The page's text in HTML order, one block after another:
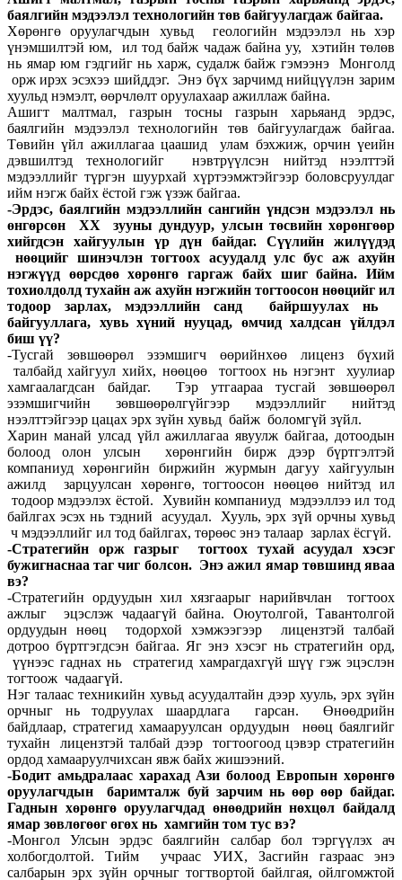
баялгийн мэдээлэл технологийн төв байгуулагдаж байгаа.
Хөрөнгө оруулагчдын хувьд геологийн мэдээлэл нь хэр
үнэмшилтэй юм, ил тод байж чадаж байна уу, хэтийн төлөв
нь ямар юм гэдгийг нь харж, судалж байж гэмээнэ Монголд
орж ирэх эсэхээ шийддэг. Энэ бүх зарчимд нийцүүлэн зарим
хуульд нэмэлт, өөрчлөлт оруулахаар ажиллаж байна.
Ашигт малтмал, газрын тосны газрын харьяанд эрдэс,
баялгийн мэдээлэл технологийн төв байгуулагдаж байгаа.
Төвийн үйл ажиллагаа цаашид улам бэхжиж, орчин үеийн
дэвшилтэд технологийг нэвтрүүлсэн нийтэд нээлттэй
мэдээллийг түргэн шуурхай хүртээмжтэйгээр боловсруулдаг
ийм нэгж байх ёстой гэж үзэж байгаа.
-Эрдэс, баялгийн мэдээллийн сангийн үндсэн мэдээлэл нь
өнгөрсөн ХХ зууны дундуур, улсын төсвийн хөрөнгөөр
хийгдсэн хайгуулын үр дүн байдаг. Сүүлийн жилүүдэд
нөөцийг шинэчлэн тогтоох асуудалд улс бус аж ахуйн
нэгжүүд өөрсдөө хөрөнгө гаргаж байх шиг байна. Ийм
тохиолдолд тухайн аж ахуйн нэгжийн тогтоосон нөөцийг ил
тодоор зарлах, мэдээллийн санд байршуулах нь
байгууллага, хувь хүний нууцад, өмчид халдсан үйлдэл
биш үү?
-Тусгай зөвшөөрөл эзэмшигч өөрийнхөө лиценз бүхий
талбайд хайгуул хийх, нөөцөө тогтоох нь нэгэнт хуулиар
хамгаалагдсан байдаг. Тэр утгаараа тусгай зөвшөөрөл
эзэмшигчийн зөвшөөрөлгүйгээр мэдээллийг нийтэд
нээлттэйгээр цацах эрх зүйн хувьд байж боломгүй зүйл.
Харин манай улсад үйл ажиллагаа явуулж байгаа, дотоодын
болоод олон улсын хөрөнгийн бирж дээр бүртгэлтэй
компаниуд хөрөнгийн биржийн журмын дагуу хайгуулын
ажилд зарцуулсан хөрөнгө, тогтоосон нөөцөө нийтэд ил
тодоор мэдээлэх ёстой. Хувийн компаниуд мэдээллээ ил тод
байлгах эсэх нь тэдний асуудал. Хууль, эрх зүй орчны хувьд
ч мэдээллийг ил тод байлгах, төрөөс энэ талаар зарлах ёсгүй.
-Стратегийн орж газрыг тогтоох тухай асуудал хэсэг
бужигнаснаа таг чиг болсон. Энэ ажил ямар төвшинд яваа
вэ?
-Стратегийн ордуудын хил хязгаарыг нарийвчлан тогтоох
ажлыг эцэслэж чадаагүй байна. Оюутолгой, Тавантолгой
ордуудын нөөц тодорхой хэмжээгээр лицензтэй талбай
дотроо бүртгэгдсэн байгаа. Яг энэ хэсэг нь стратегийн орд,
үүнээс гаднах нь стратегид хамрагдахгүй шүү гэж эцэслэн
тогтоож чадаагүй.
Нэг талаас техникийн хувьд асуудалтайн дээр хууль, эрх зүйн
орчныг нь тодруулах шаардлага гарсан. Өнөөдрийн
байдлаар, стратегид хамааруулсан ордуудын нөөц баялгийг
тухайн лицензтэй талбай дээр тогтоогоод цэвэр стратегийн
ордод хамааруулчихсан явж байх жишээний.
-Бодит амьдралаас харахад Ази болоод Европын хөрөнгө
оруулагчдын баримталж буй зарчим нь өөр өөр байдаг.
Гаднын хөрөнгө оруулагчдад өнөөдрийн нөхцөл байдалд
ямар зөвлөгөөг өгөх нь хамгийн том тус вэ?
-Монгол Улсын эрдэс баялгийн салбар бол тэргүүлэх ач
холбогдолтой. Тийм учраас УИХ, Засгийн газраас энэ
салбарын эрх зүйн орчныг тогтвортой байлгая, ойлгомжтой